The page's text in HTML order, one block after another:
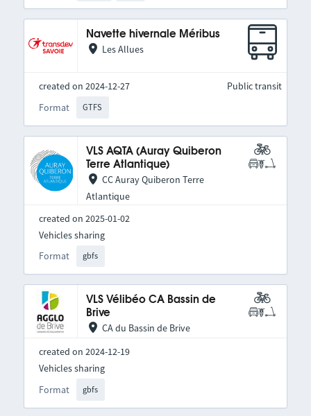
Navette hivernale Méribus
Les Allues
created on 2024-12-27
Format
GTFS
Public transit
VLS AQTA (Auray Quiberon
Terre Atlantique)
CC Auray Quiberon Terre
Atlantique
created on 2025-01-02
Format gbfs
Vehicles sharing
VLS Vélibéo CA Bassin de
Brive
CA du Bassin de Brive
created on 2024-12-19
Format gbfs
Vehicles sharing